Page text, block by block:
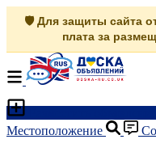
🛡️ Для защиты сайта
плата за
Местоположение